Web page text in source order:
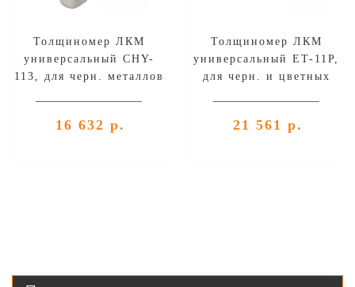
Толщиномер ЛКМ
универсальный CHY-
113, для черн. металлов
16 632 р.
Толщиномер ЛКМ
универсальный ET-11Р,
для черн. и цветных
21 561 р.